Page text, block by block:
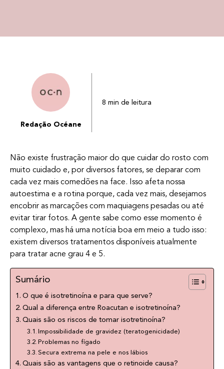
Redação Océane
8 min de leitura
Não existe frustração maior do que cuidar do rosto com
muito cuidado e, por diversos fatores, se deparar com
cada vez mais comedões na face. Isso afeta nossa
autoestima e a rotina porque, cada vez mais, desejamos
encobrir as marcações com maquiagens pesadas ou até
evitar tirar fotos. A gente sabe como esse momento é
complexo, mas há uma notícia boa em meio a tudo isso:
existem diversos tratamentos disponíveis atualmente
para tratar acne grau 4 e 5.
Sumário
O que é isotretinoína e para que serve?
Qual a diferença entre Roacutan e isotretinoína?
Quais são os riscos de tomar isotretinoína?
Impossibilidade de gravidez (teratogenicidade)
Problemas no fígado
Secura extrema na pele e nos lábios
Quais são as vantagens que o retinoide causa?